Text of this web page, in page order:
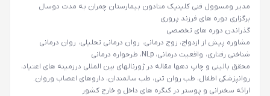
مدیر ومسوول فنی کلینیک متادون بیمارستان چمران به مدت دوسال
برگزاری دوره های فرزند پروری
گذراندن دوره های تخصصی
مشاوره پیش از ازدواج، زوج درمانی، روان درمانی تحلیلی، روان درمانی
شناختی رفتاری، واقعیت درمانی، NLp، طرحواره درمانی
محقق بالینی و چاپ دهها مقاله در ژورنالهای بین المللی درزمینه های اعتیاد،
روانپزشکی اطفال، طب روان تنی، طب سالمندان، داروهای اعصاب وروان.
ارائه سخنرانی و پوستر در کنگره های داخل و خارج کشور